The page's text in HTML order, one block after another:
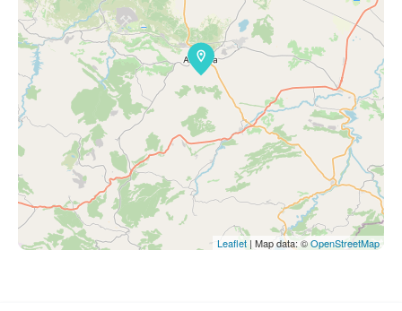
Leaflet | Map data: ©OpenStreetMap